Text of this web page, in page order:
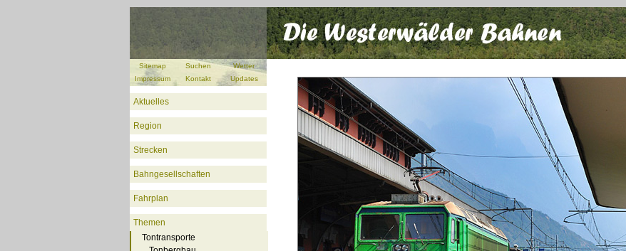
Sitemap Suchen
Wetter
Impressum
Kontakt Updates
Aktuelles
Region
Strecken
Bahngesellschaften
Fahrplan
Themen
Tontransporte